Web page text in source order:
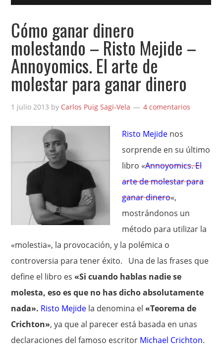
Cómo ganar dinero
molestando – Risto Mejide –
Annoyomics. El arte de
molestar para ganar dinero
1 julio 2013 by Carlos Puig Sagi-Vela 4 comentarios
Risto Mejide nos
sorprende en su último
libro «Annoyomics. El
arte de molestar para
ganar dinero«,
mostrándonos un
método para utilizar la
«molestia», la provocación, y la polémica o
controversia para tener éxito. Una de las frases que
define el libro es«Si cuando hablas nadie se
molesta, eso es que no has dicho absolutamente
nada». Risto Mejide la denomina el«Teorema de
Crichton», ya que al parecer está basada en unas
declaraciones del famoso escritor Michael Crichton.